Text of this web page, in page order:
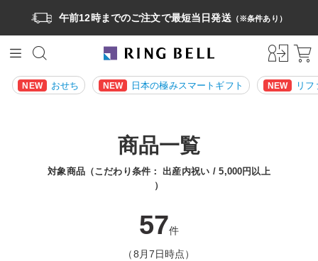
午前12時までのご注文で最短当日発送（※条件あり）
NEW おせち NEW 日本の極みスマートギフト NEW リ
商品一覧
対象商品（こだわり条件：出産内祝い
5,000円以上
）
57件
（8月7日時点）